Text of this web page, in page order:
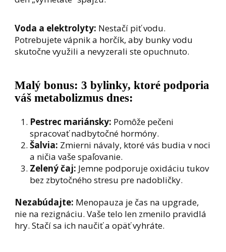
Voda a elektrolyty: Nestačí piť vodu.
Potrebujete vápnik a horčík, aby bunky vodu
skutočne využili a nevyzerali ste opuchnuto.
Malý bonus: 3 bylinky, ktoré podporia
váš metabolizmus dnes:
Pestrec mariánsky: Pomôže pečeni
spracovať nadbytočné hormóny.
Šalvia: Zmierni návaly, ktoré vás budia v noci
a ničia vaše spaľovanie.
Zelený čaj: Jemne podporuje oxidáciu tukov
bez zbytočného stresu pre nadobličky.
Nezabúdajte: Menopauza je čas na upgrade,
nie na rezignáciu. Vaše telo len zmenilo pravidlá
hry. Stačí sa ich naučiť a opäť vyhráte.